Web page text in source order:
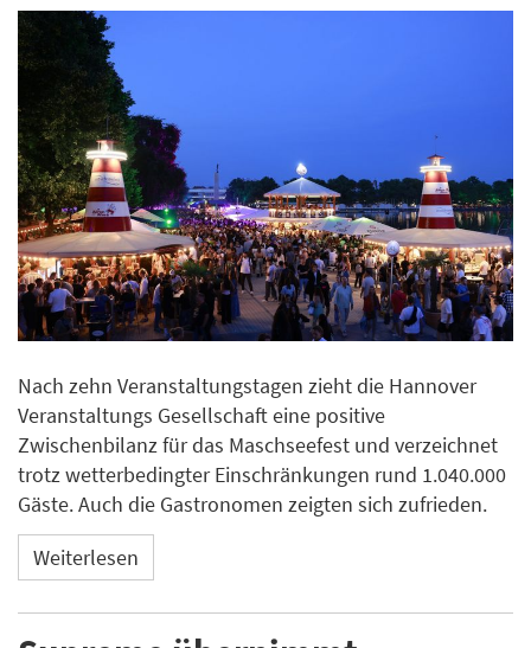
Nach zehn Veranstaltungstagen zieht die Hannover
Veranstaltungs Gesellschaft eine positive
Zwischenbilanz für das Maschseefest und verzeichnet
trotz wetterbedingter Einschränkungen rund 1.040.000
Gäste. Auch die Gastronomen zeigten sich zufrieden.
Weiterlesen